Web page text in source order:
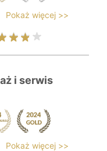
Pokaż więcej >>
i serwis
Pokaż więcej >>